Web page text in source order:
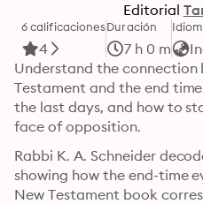
Editorial
6 calificaciones
4
Duración
7 h 0 m
Understand the connection
Testament and the end
the last days, and how to
face of opposition.
Rabbi K. A. Schneider
showing how the end-time
New Testament book